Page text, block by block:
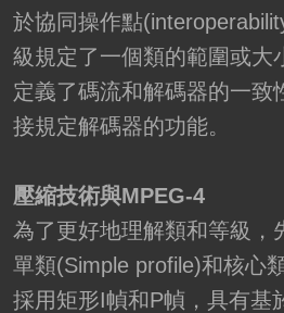
於協同操作點
級規定了一個類的範圍或大
定義了碼流和解碼器的一致
接規定解碼器的功能。
壓縮技術與MPEG-4
為了更好地理解類和等級，
單類(Simple profile)和核心
採用矩形I幀和P幀，具有基